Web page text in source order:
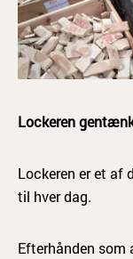
Lockeren
Lockeren er et af
til hver dag.
Efterhånden som